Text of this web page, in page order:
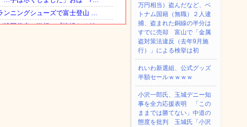
万円相当）盗んだなど、ベ
トナム国籍（無職）２人逮
捕、盗まれた銅線の半分は
すでに売却 富山で「金属
盗対策法違反（去年9月施
行）」による検挙は初
れいわ新選組、公式グッズ
半額セールｗｗｗｗ
小沢一郎氏、玉城デニー知
事を全力応援表明 「この
ままでは勝てない」中道の
態度を批判 玉城氏「小沢